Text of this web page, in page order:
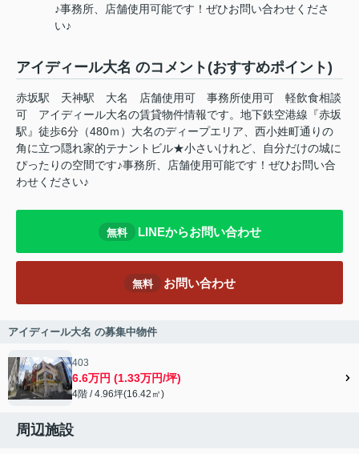
♪事務所、店舗使用可能です！ぜひお問い合わせくださ
い♪
アイディール大名 のコメント(おすすめポイント)
赤坂駅 天神駅 大名 店舗使用可 事務所使用可 軽飲食相談
可 アイディール大名の賃貸物件情報です。地下鉄空港線『赤坂
駅』徒歩6分（480ｍ）大名のディープエリア、西小姓町通りの
角に立つ隠れ家的テナントビル★小さいけれど、自分だけの城に
ぴったりの空間です♪事務所、店舗使用可能です！ぜひお問い合
わせください♪
無料 LINEからお問い合わせ
無料 お問い合わせ
アイディール大名 の募集中物件
403
6.6万円 (1.33万円/坪)
4階 / 4.96坪(16.42㎡)
周辺施設